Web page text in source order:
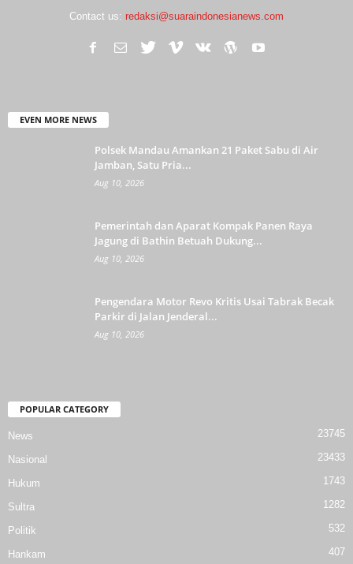
Contact us: redaksi@suaraindonesianews.com
EVEN MORE NEWS
Polsek Mandau Amankan 21 Paket Sabu di Air
Jamban, Satu Pria...
Aug 10, 2026
Pemerintah dan Aparat Kompak Panen Raya
Jagung di Bathin Betuah Dukung...
Aug 10, 2026
Pengendara Motor Revo Kritis Usai Tabrak Becak
Parkir di Jalan Jenderal...
Aug 10, 2026
POPULAR CATEGORY
News 23745
Nasional 23433
Hukum 1743
Sultra 1282
Politik 532
Hankam 407